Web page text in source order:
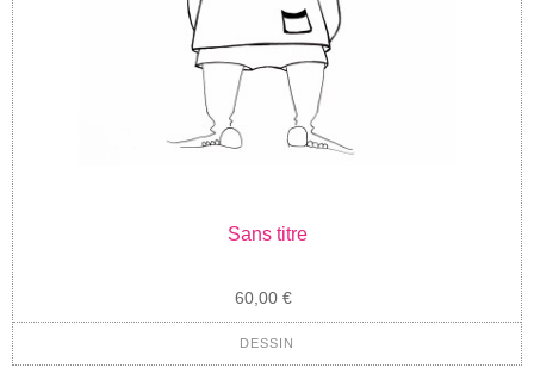
Sans titre
60,00 €
DESSIN